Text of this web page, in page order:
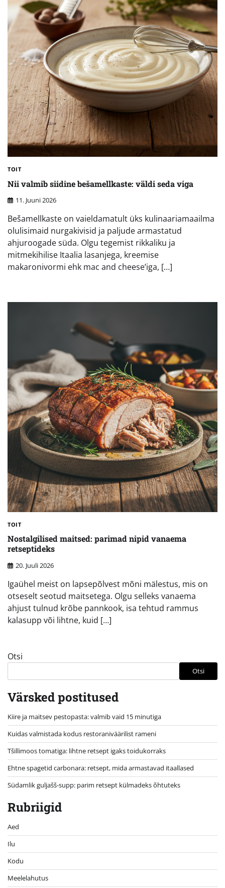
TOIT
Nii valmib siidine bešamellkaste: väldi seda viga
11. Juuni 2026
Bešamellkaste on vaieldamatult üks kulinaariamaailma
olulisimaid nurgakivisid ja paljude armastatud
ahjuroogade süda. Olgu tegemist rikkaliku ja
mitmekihilise Itaalia lasanjega, kreemise
makaronivormi ehk mac and cheese’iga, […]
TOIT
Nostalgilised maitsed: parimad nipid vanaema
retseptideks
20. Juuli 2026
Igaühel meist on lapsepõlvest mõni mälestus, mis on
otseselt seotud maitsetega. Olgu selleks vanaema
ahjust tulnud krõbe pannkook, isa tehtud rammus
kalasupp või lihtne, kuid […]
Otsi
Otsi
Värsked postitused
Kiire ja maitsev pestopasta: valmib vaid 15 minutiga
Kuidas valmistada kodus restoraniväärilist rameni
Tšillimoos tomatiga: lihtne retsept igaks toidukorraks
Ehtne spagetid carbonara: retsept, mida armastavad itaallased
Südamlik guljašš-supp: parim retsept külmadeks õhtuteks
Rubriigid
Aed
Ilu
Kodu
Meelelahutus